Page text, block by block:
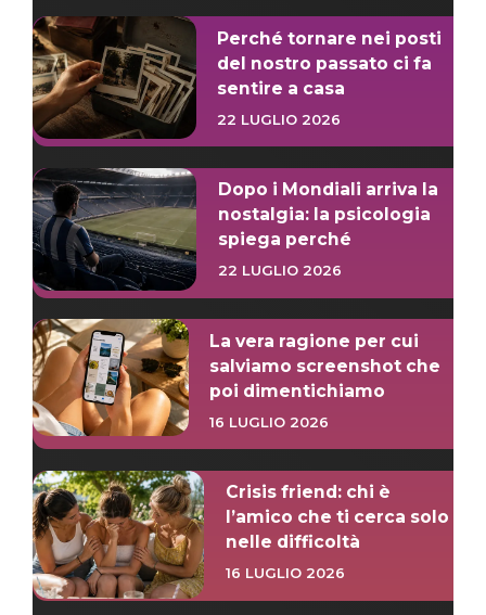
Perché tornare nei posti
del nostro passato ci fa
sentire a casa
22 LUGLIO 2026
Dopo i Mondiali arriva la
nostalgia: la psicologia
spiega perché
22 LUGLIO 2026
La vera ragione per cui
salviamo screenshot che
poi dimentichiamo
16 LUGLIO 2026
Crisis friend: chi è
l’amico che ti cerca solo
nelle difficoltà
16 LUGLIO 2026